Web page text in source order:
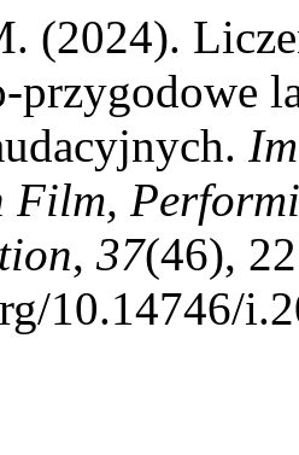
(2024).
przygodowe
Film,
, 37(46),
10.14746/